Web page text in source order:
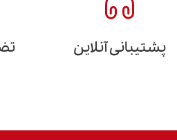
پشتیبانی آنلاین